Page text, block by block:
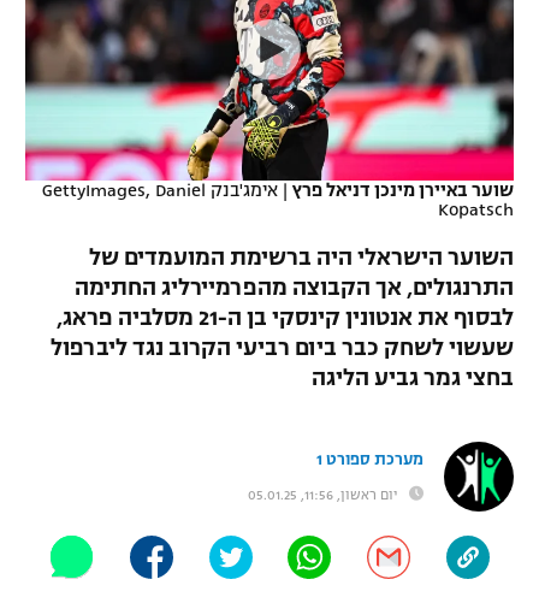
VOD
רץ ברשת
לוח שידורים
"מעל הליגה" – פודקאסט
"מחצית בשכונה" – פודקאסט
נבחרת ישראל
מכבי חיפה
בית"ר ירושלים
מכבי תל אביב
הפועל תל אביב
הפועל חיפה
הפועל באר שבע
בני יהודה
ליגה ספרדית
ליגה איטלקית
ליגה צרפתית
ליגה טורקית
ליגה סינית
ליגות נוספות
כדורסל נשים
מכבי תל אביב
הפועל חולון
הפועל ירושלים
דני אבדיה
יורוליג
יורוקאפ
טניס
כדוריד
כדורעף
ג'ודו
אגרוף
UFC
היאבקות WWE
שוער באיירן מינכן דניאל פרץ |
אימג'בנק GettyImages, Daniel
Kopatsch
השוער הישראלי היה ברשימת המועמדים של
התרנגולים, אך הקבוצה מהפרמיירליג החתימה
לבסוף את אנטונין קינסקי בן ה-21 מסלביה פראג,
שעשוי לשחק כבר ביום רביעי הקרוב נגד ליברפול
בחצי גמר גביע הליגה
מערכת ספורט 1
יום ראשון, 11:56, 05.01.25